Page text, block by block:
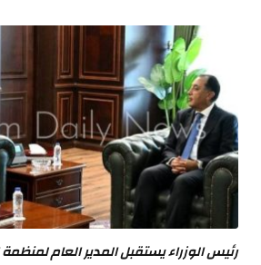
رئيس الوزراء يستقبل المدير العام